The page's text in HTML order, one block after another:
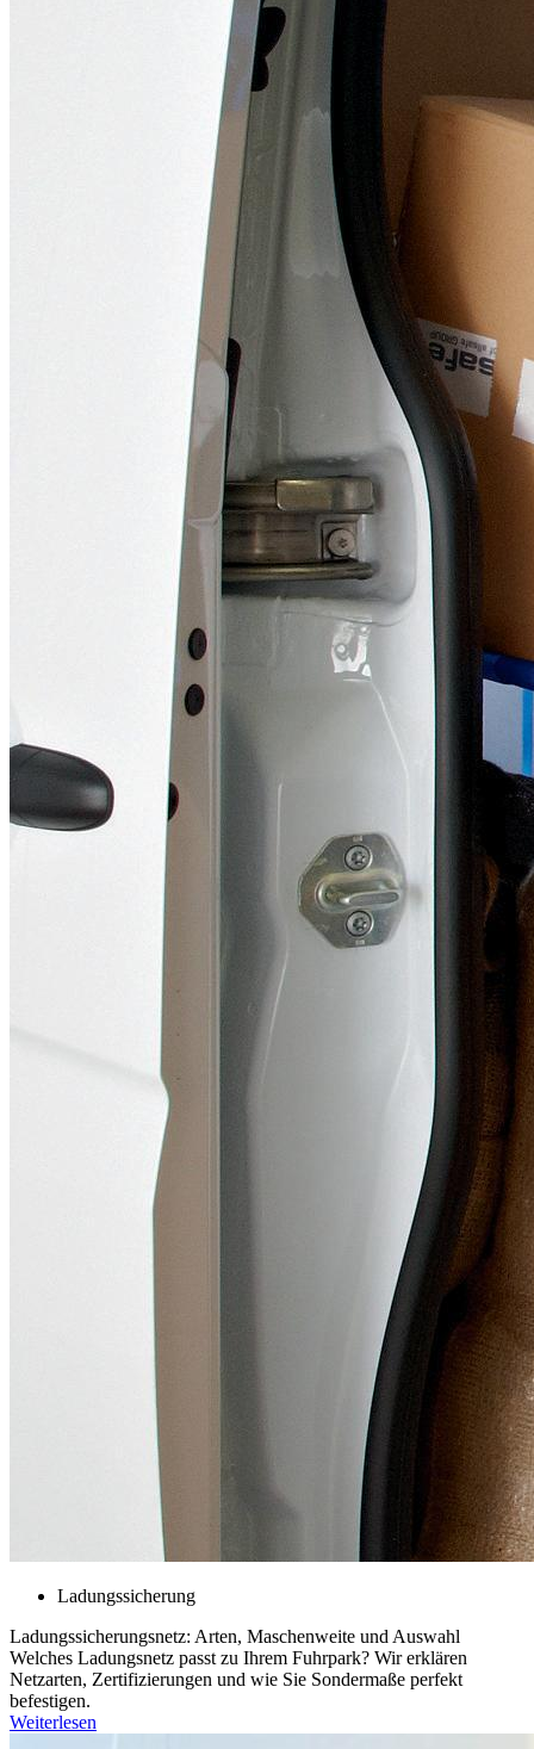
Ladungssicherung
Ladungssicherungsnetz: Arten, Maschenweite und Auswahl
Welches Ladungsnetz passt zu Ihrem Fuhrpark? Wir erklären
Netzarten, Zertifizierungen und wie Sie Sondermaße perfekt
befestigen.
Weiterlesen